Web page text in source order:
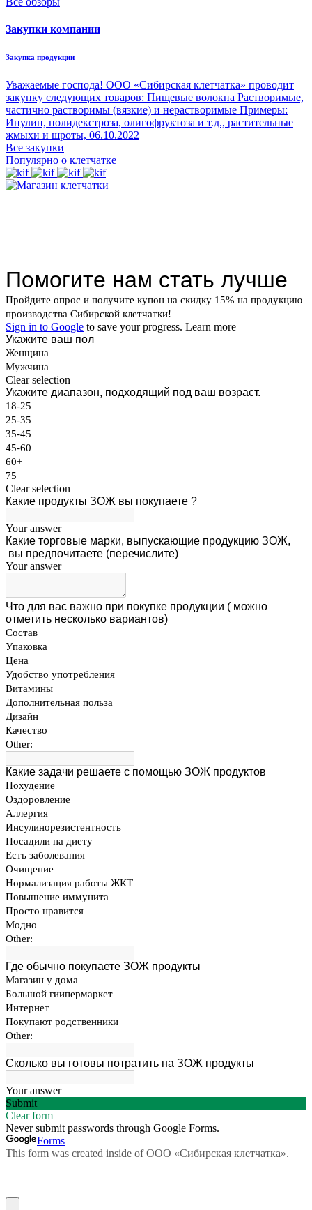
Закупки компании
Закупка продукции
Уважаемые господа! ООО «Сибирская клетчатка» проводит
закупку следующих товаров: Пищевые волокна Растворимые,
частично растворимы (вязкие) и нерастворимые Примеры:
Инулин, полидекстроза, олигофруктоза и т.д., растительные
жмыхи и шроты, 06.10.2022
Все закупки
Популярно о клетчатке